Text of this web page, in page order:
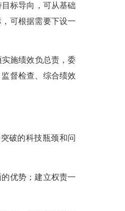
标导向，可从基础
可根据需要下设一
施绩效负总责，委
督检查、综合绩效
破的科技瓶颈和问
优势；建立权责一